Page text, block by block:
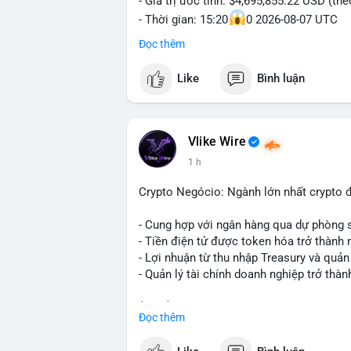
- Thời gian: 15:20
0 2026-08-07 UTC
Nhận định phân tích hành vi của Cá voi
triệu USD được dồn vào một giao dịch
không phải hành động phân tán nhỏ
hạn có thể gia tăng, ảnh hưởng đến
vì thoát ra.
Lời khuyên ngắn gọn cho nhà đầu tư
trong 24-48 giờ tới. Đừng vội hành
lẻ; hãy quan sát thêm các lệnh tiếp
chỉnh vị thế.
#72dot2609btc #4triệu7usd
Đọc thêm
Like Bình luận
Vlike Wire
1 h
Crypto Negócio: Ngành lớn nhất crypto
- Cung hợp với ngân hàng qua dự phòng
- Tiền điện tử được token hóa trở thành
- Lợi nhuận từ thu nhập Treasury và
- Quản lý tài chính doanh nghiệp trở
Đọc thêm